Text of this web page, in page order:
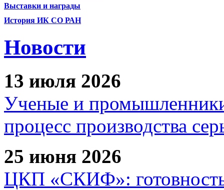
Выставки и награды
История ИК СО РАН
Новости
13 июля 2026
Ученые и
процесс производства
25 июня 2026
ЦКП «СКИФ»: готовность